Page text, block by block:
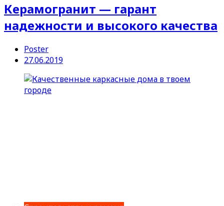
Керамогранит — гарант
надежности и высокого качества
Poster
27.06.2019